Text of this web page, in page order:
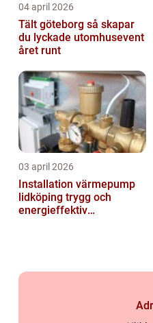
04 april 2026
Tält göteborg så skapar
du lyckade utomhusevent
året runt
03 april 2026
Installation värmepump
lidköping trygg och
energieffektiv